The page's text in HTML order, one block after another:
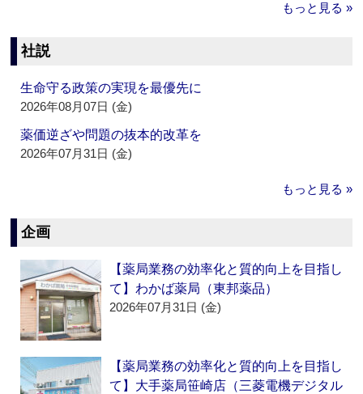
もっと見る »
社説
生命守る政策の実現を最優先に
2026年08月07日 (金)
薬価逆ざや問題の抜本的改革を
2026年07月31日 (金)
もっと見る »
企画
【薬局業務の効率化と質的向上を目指し
て】わかば薬局（東邦薬品）
2026年07月31日 (金)
【薬局業務の効率化と質的向上を目指し
て】大手薬局笹崎店（三菱電機デジタル